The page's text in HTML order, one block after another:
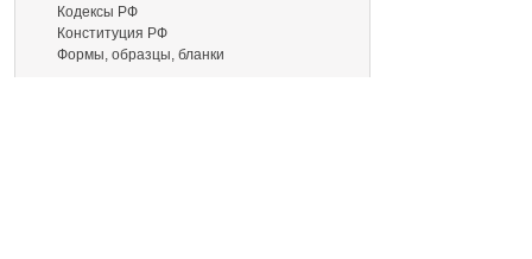
Кодексы РФ
Конституция РФ
Формы, образцы, бланки